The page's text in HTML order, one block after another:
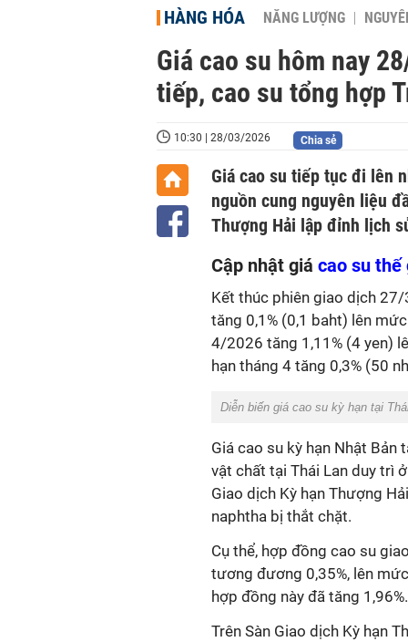
HÀNG HÓA NĂNG LƯỢNG
Giá cao su hôm nay
tiếp, cao su tổng hợp
10:30 | 28/03/2026 Chia sẻ
Giá cao su tiếp tục đi lên
nguồn cung nguyên liệu
Thượng Hải lập đỉnh lịch
Cập nhật giá cao su
Kết thúc phiên giao dịch 27/
tăng 0,1% (0,1 baht) lên
4/2026 tăng 1,11% (4 yen)
hạn tháng 4 tăng 0,3% (50
Diễn biến giá cao su kỳ hạn tại
Giá cao su kỳ hạn Nhật
vật chất tại Thái Lan duy trì
Giao dịch Kỳ hạn Thượng
naphtha bị thắt chặt.
Cụ thể, hợp đồng cao su
tương đương 0,35%, lên
hợp đồng này đã tăng 1,96%.
Trên Sàn Giao dịch Kỳ hạn